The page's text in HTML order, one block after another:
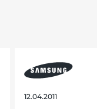
12.04.2011